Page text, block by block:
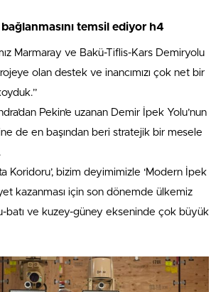
bağlanmasını temsil ediyor h4
Marmaray ve Bakü-Tiflis-Kars Demiryolu
olan destek ve inancımızı çok net bir
Pekin’e uzanan Demir İpek Yolu’nun
de en başından beri stratejik bir mesele
Koridoru’, bizim deyimimizle ‘Modern İpek
kazanması için son dönemde ülkemiz
batı ve kuzey-güney ekseninde çok büyük